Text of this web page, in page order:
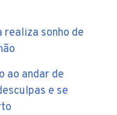
realiza sonho de
ao andar de
e se